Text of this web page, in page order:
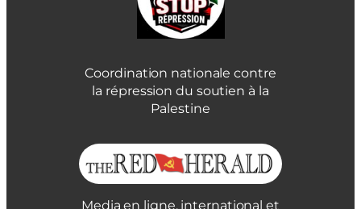
Coordination nationale contre
la répression du soutien à la
Palestine
Media en ligne, international et